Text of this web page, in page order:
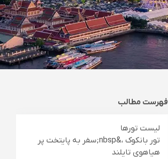
فهرست مطالب
لیست تورها
تور بانکوک ،&nbsp;سفر به پایتخت پر
هیاهوی تایلند